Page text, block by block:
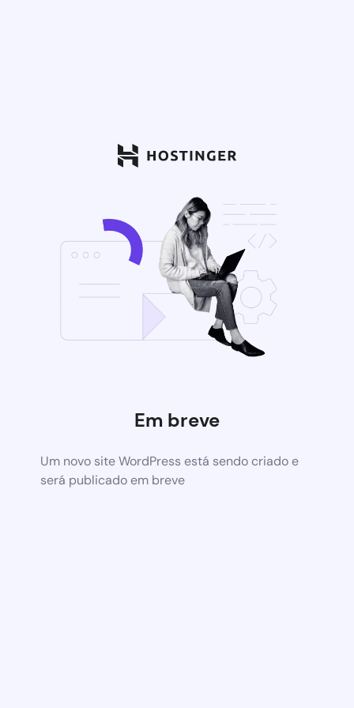
Em breve
Um novo site WordPress está sendo criado e
será publicado em breve